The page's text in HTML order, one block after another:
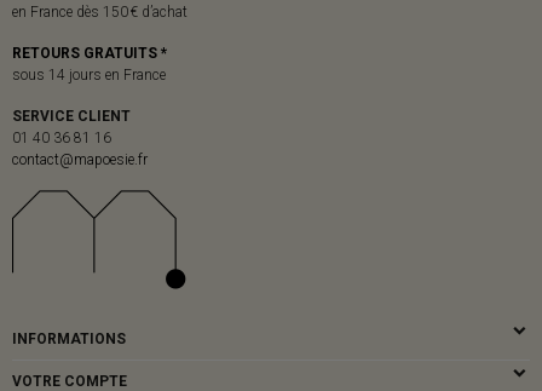
en France dès 150 € d’achat
RETOURS GRATUITS *
sous 14 jours en France
SERVICE CLIENT
01 40 36 81 16
contact@mapoesie.fr
INFORMATIONS
VOTRE COMPTE